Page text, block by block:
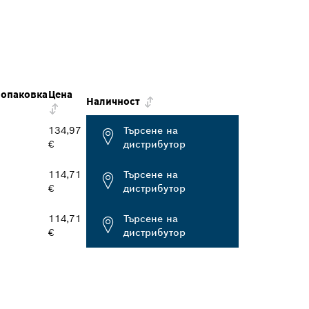
Цена
Наличност
134,97
€
Търсене на
дистрибутор
114,71
€
Търсене на
дистрибутор
114,71
€
Търсене на
дистрибутор